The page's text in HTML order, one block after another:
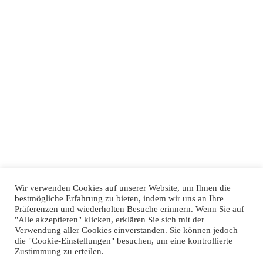
Wir verwenden Cookies auf unserer Website, um Ihnen die
bestmögliche Erfahrung zu bieten, indem wir uns an Ihre
Präferenzen und wiederholten Besuche erinnern. Wenn Sie auf
"Alle akzeptieren" klicken, erklären Sie sich mit der
Verwendung aller Cookies einverstanden. Sie können jedoch
die "Cookie-Einstellungen" besuchen, um eine kontrollierte
Zustimmung zu erteilen.